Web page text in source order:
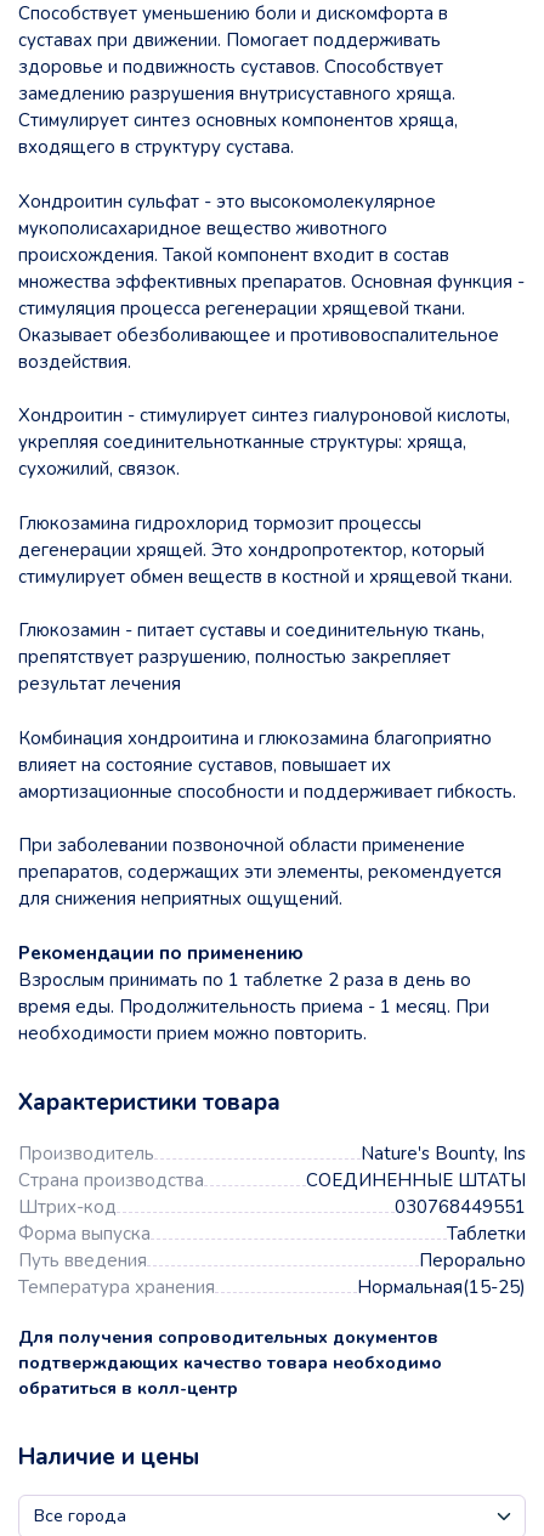
Способствует уменьшению боли и дискомфорта в
суставах при движении. Помогает поддерживать
здоровье и подвижность суставов. Способствует
замедлению разрушения внутрисуставного хряща.
Стимулирует синтез основных компонентов хряща,
входящего в структуру сустава.
Хондроитин сульфат - это высокомолекулярное
мукополисахаридное вещество животного
происхождения. Такой компонент входит в состав
множества эффективных препаратов. Основная функция -
стимуляция процесса регенерации хрящевой ткани.
Оказывает обезболивающее и противовоспалительное
воздействия.
Хондроитин - стимулирует синтез гиалуроновой кислоты,
укрепляя соединительнотканные структуры: хряща,
сухожилий, связок.
Глюкозамина гидрохлорид тормозит процессы
дегенерации хрящей. Это хондропротектор, который
стимулирует обмен веществ в костной и хрящевой ткани.
Глюкозамин - питает суставы и соединительную ткань,
препятствует разрушению, полностью закрепляет
результат лечения
Комбинация хондроитина и глюкозамина благоприятно
влияет на состояние суставов, повышает их
амортизационные способности и поддерживает гибкость.
При заболевании позвоночной области применение
препаратов, содержащих эти элементы, рекомендуется
для снижения неприятных ощущений.
Рекомендации по применению
Взрослым принимать по 1 таблетке 2 раза в день во
время еды. Продолжительность приема - 1 месяц. При
необходимости прием можно повторить.
Характеристики товара
Производитель
Nature's Bounty, Ins
Страна производства
СОЕДИНЕННЫЕ ШТАТЫ
Штрих-код
030768449551
Форма выпуска
Таблетки
Путь введения
Перорально
Температура хранения
Нормальная(15-25)
Для получения сопроводительных документов
подтверждающих качество товара необходимо
обратиться в колл-центр
Наличие и цены